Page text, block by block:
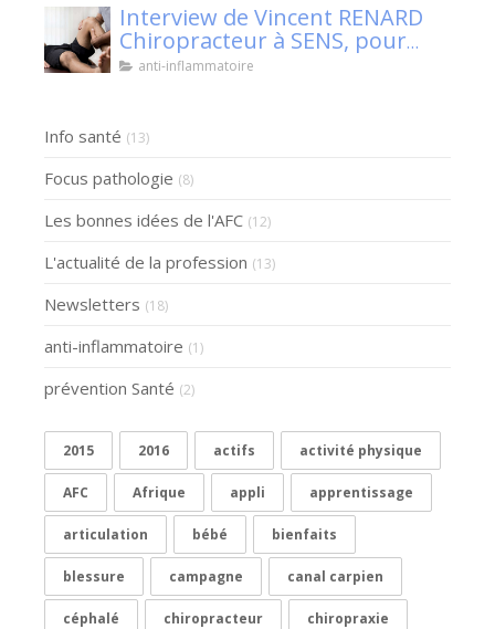
Interview de Vincent RENARD
Chiropracteur à SENS, pour
Klaser.
anti-inflammatoire
Info santé (13)
Focus pathologie (8)
Les bonnes idées de l'AFC (12)
L'actualité de la profession (13)
Newsletters (18)
anti-inflammatoire (1)
prévention Santé (2)
2015 2016 actifs activité physique
AFC Afrique appli apprentissage
articulation bébé bienfaits
blessure campagne canal carpien
céphalé chiropracteur chiropraxie